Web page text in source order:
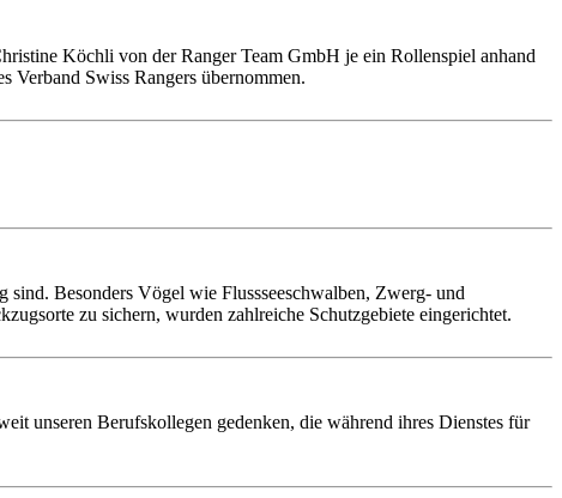
Köchli von der Ranger Team GmbH je ein Rollenspiel anhand
Verband Swiss Rangers übernommen.
sind. Besonders Vögel wie Flussseeschwalben, Zwerg- und
zu sichern, wurden zahlreiche Schutzgebiete eingerichtet.
unseren Berufskollegen gedenken, die während ihres Dienstes für